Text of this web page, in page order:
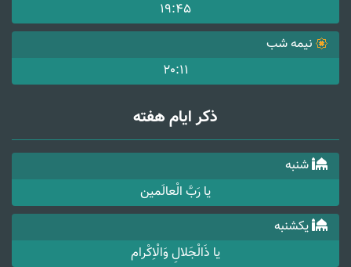
19:45
نیمه شب
20:11
ذکر ایام هفته
شنبه
یا رَبَّ الْعالَمین
یکشنبه
یا ذَالْجَلالِ وَالْاِکْرام